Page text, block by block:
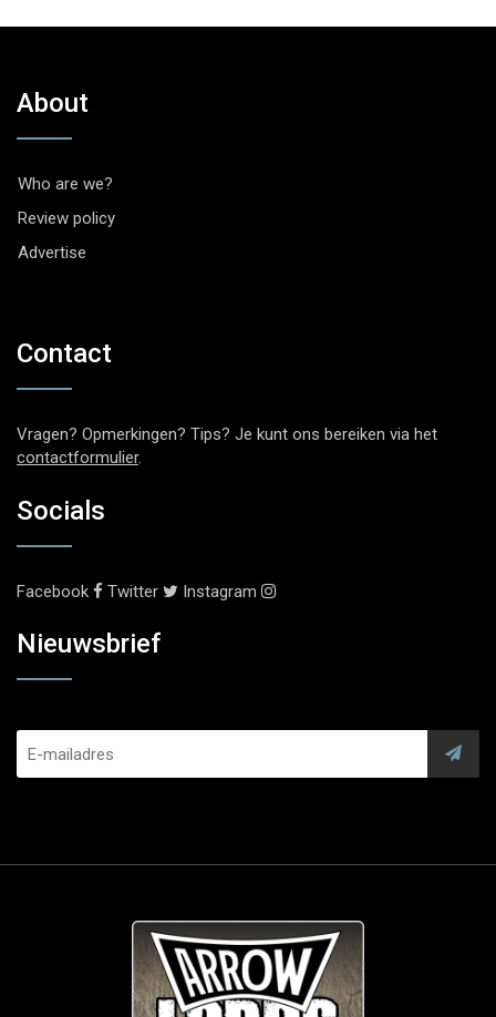
About
Who are we?
Review policy
Advertise
Contact
Vragen? Opmerkingen? Tips? Je kunt ons bereiken via het
contactformulier.
Socials
Facebook Twitter Instagram
Nieuwsbrief